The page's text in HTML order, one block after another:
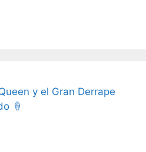
y el Gran Derrape
🍦